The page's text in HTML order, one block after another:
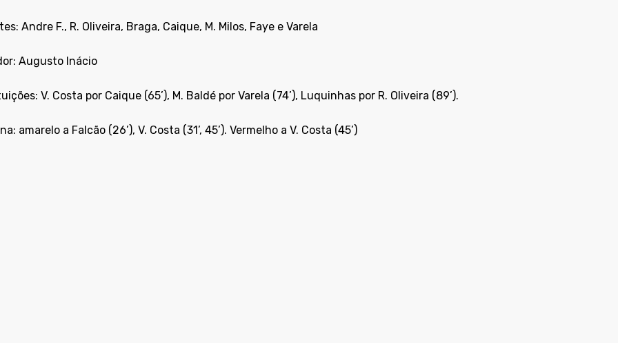
Andre F., R. Oliveira, Braga, Caique, M. Milos, Faye e Varela
Augusto Inácio
V. Costa por Caique (65’), M. Baldé por Varela (74’), Luquinhas por R. Oliveira (89’).
amarelo a Falcão (26’), V. Costa (31’, 45’). Vermelho a V. Costa (45’)